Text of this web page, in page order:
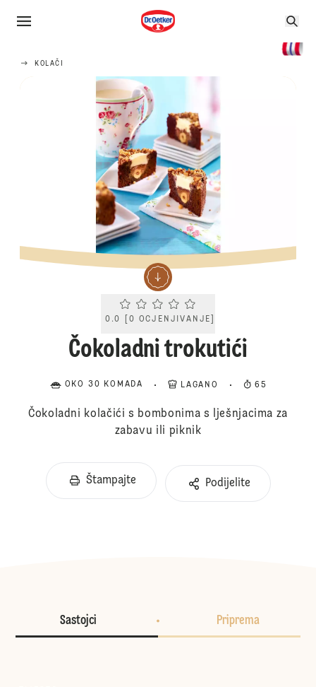
KOLAČI
Current rating 0.0. Click to rate.
0.0 [0 OCJENJIVANJE
Čokoladni trokutići
OKO 30 KOMADA LAGANO 65
Čokoladni kolačići s bombonima s lješnjacima za
zabavu ili piknik
Štampajte Podijelite
Sastojci Priprema